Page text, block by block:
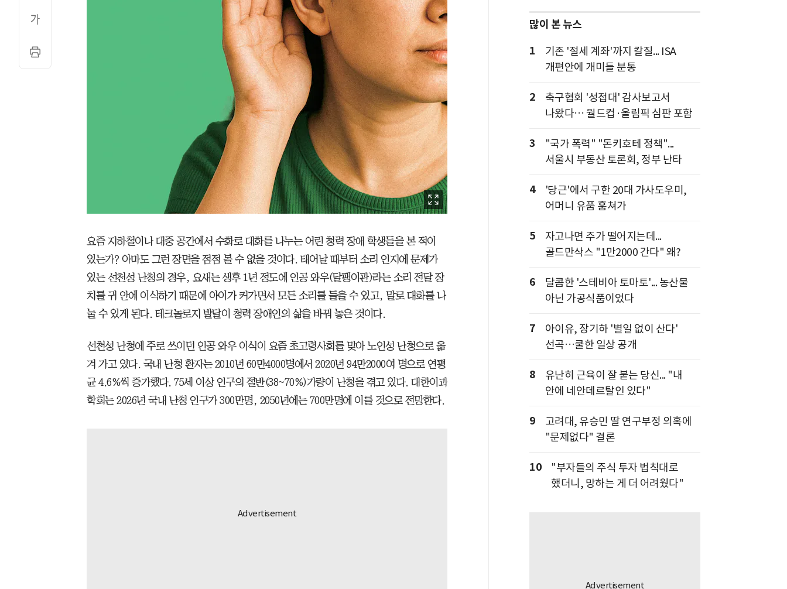
요즘 지하철이나 대중 공간에서 수화로 대화를 나누는 어린 청력 장애 학생들을 본 적이
있는가? 아마도 그런 장면을 점점 볼 수 없을 것이다. 태어날 때부터 소리 인지에 문제가
있는 선천성 난청의 경우, 요새는 생후 1년 정도에 인공 와우(달팽이관)라는 소리 전달 장
치를 귀 안에 이식하기 때문에 아이가 커가면서 모든 소리를 들을 수 있고, 말로 대화를 나
눌 수 있게 된다. 테크놀로지 발달이 청력 장애인의 삶을 바꿔 놓은 것이다.
선천성 난청에 주로 쓰이던 인공 와우 이식이 요즘 초고령사회를 맞아 노인성 난청으로 옮
겨 가고 있다. 국내 난청 환자는 2010년 60만4000명에서 2020년 94만2000여 명으로 연평
균 4.6%씩 증가했다. 75세 이상 인구의 절반(38~70%)가량이 난청을 겪고 있다. 대한이과
학회는 2026년 국내 난청 인구가 300만명, 2050년에는 700만명에 이를 것으로 전망한다.
많이 본 뉴스
1
기존 '절세 계좌'까지 칼질... ISA
개편안에 개미들 분통
2
축구협회 '성접대' 감사보고서
나왔다… 월드컵·올림픽 심판 포함
3
"국가 폭력" "돈키호테 정책"...
서울시 부동산 토론회, 정부 난타
4
'당근'에서 구한 20대 가사도우미,
어머니 유품 훔쳐가
5
자고나면 주가 떨어지는데...
골드만삭스 "1만2000 간다" 왜?
6
달콤한 '스테비아 토마토'... 농산물
아닌 가공식품이었다
7
아이유, 장기하 '별일 없이 산다'
선곡…쿨한 일상 공개
8
유난히 근육이 잘 붙는 당신... "내
안에 네안데르탈인 있다"
9
고려대, 유승민 딸 연구부정 의혹에
"문제없다" 결론
10
"부자들의 주식 투자 법칙대로
했더니, 망하는 게 더 어려웠다"